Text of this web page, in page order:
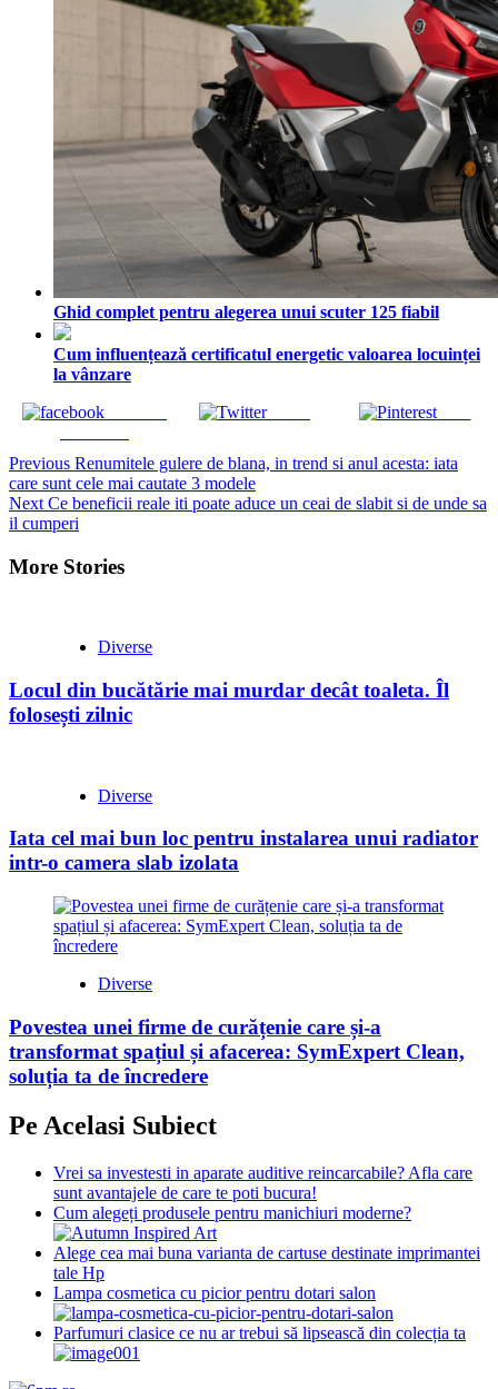
Ghid complet pentru alegerea unui scuter 125 fiabil
Cum influențează certificatul energetic valoarea locuinței
la vânzare
Tweet Save
Continue
Reading
Previous Renumitele gulere de blana, in trend si anul acesta: iata
care sunt cele mai cautate 3 modele
Next Ce beneficii reale iti poate aduce un ceai de slabit si de unde sa
il cumperi
More Stories
Diverse
Locul din bucătărie mai murdar decât toaleta. Îl
folosești zilnic
Diverse
Iata cel mai bun loc pentru instalarea unui radiator
intr-o camera slab izolata
Diverse
Povestea unei firme de curățenie care și-a
transformat spațiul și afacerea: SymExpert Clean,
soluția ta de încredere
Pe Acelasi Subiect
Vrei sa investesti in aparate auditive reincarcabile? Afla care
sunt avantajele de care te poti bucura!
Cum alegeți produsele pentru manichiuri moderne?
Alege cea mai buna varianta de cartuse destinate imprimantei
tale Hp
Lampa cosmetica cu picior pentru dotari salon
Parfumuri clasice ce nu ar trebui să lipsească din colecția ta